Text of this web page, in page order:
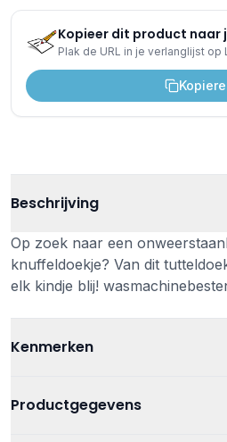
Kopieer dit product naar
Plak de URL in je verlanglijst op
Beschrijving
Op zoek naar een
knuffeldoekje? Van dit
elk kindje blij!
Kenmerken
Productgegevens